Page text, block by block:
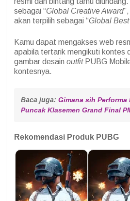
sebagai “Global Creative Award
akan terpilih sebagai “Global
Kamu dapat mengakses web
apabila tertarik mengikuti kontes
gambar desain outfitPUBG
kontesnya.
Baca juga: Gimana sih Performa
Puncak Klasemen Grand Final
Rekomendasi Produk PUBG